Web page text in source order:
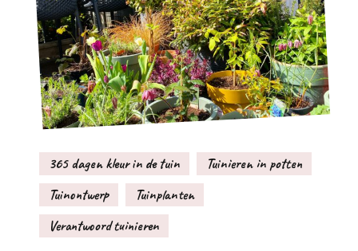
365 dagen kleur in de tuin
Tuinieren in potten
Tuinontwerp
Tuinplanten
Verantwoord tuinieren